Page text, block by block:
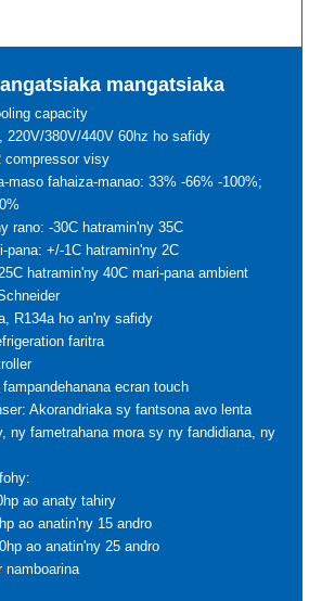
mangatsiaka
capacity
220V/380V/440V 60hz ho safidy
compressor visy
maso fahaiza-manao: 33% -66% -100%;
rano: -30C hatramin'ny 35C
pana: +/-1C hatramin'ny 2C
hatramin'ny 40C mari-pana ambient
R134a ho an'ny safidy
faritra
ecran touch
Akorandriaka sy fantsona avo lenta
ny fametrahana mora sy ny fandidiana, ny
ao anaty tahiry
ao anatin'ny 15 andro
ao anatin'ny 25 andro
namboarina